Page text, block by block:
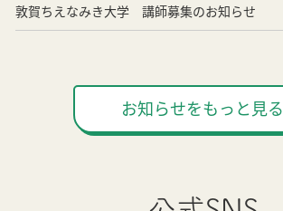
敦賀ちえなみき大学 講師募集のお知らせ
お知らせをもっと見る